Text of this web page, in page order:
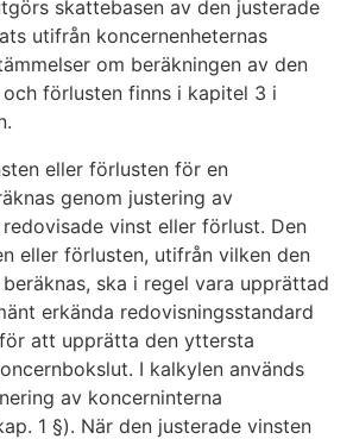
skattebasen av den justerade
utifrån koncernenheternas
om beräkningen av den
förlusten finns i kapitel 3 i
eller förlusten för en
genom justering av
vinst eller förlust. Den
eller förlusten, utifrån vilken den
ska i regel vara upprättad
erkända redovisningsstandard
att upprätta den yttersta
I kalkylen används
av koncerninterna
1 §). När den justerade vinsten